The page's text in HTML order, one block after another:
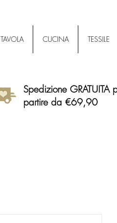
TAVOLA CUCINA TESSILE
Spedizione GRATUITA
partire da €69,90